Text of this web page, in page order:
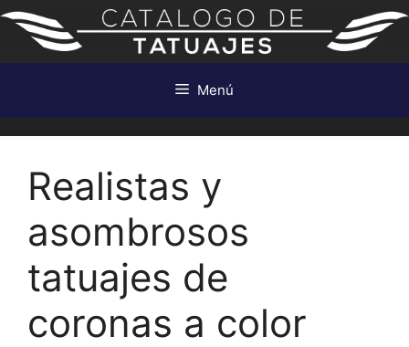
Saltar
contenido
Menú
Realistas y
asombrosos
tatuajes de
coronas a color